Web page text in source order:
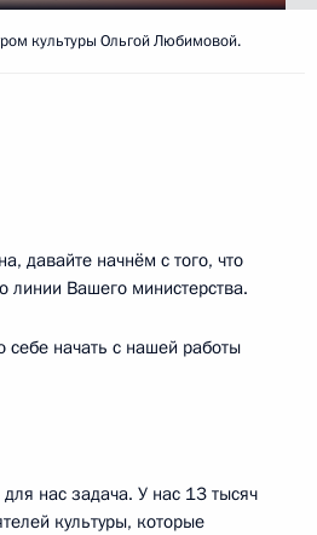
культуры Ольгой Любимовой.
давайте начнём с того, что
линии Вашего министерства.
себе начать с нашей работы
нас задача. У нас 13 тысяч
культуры, которые